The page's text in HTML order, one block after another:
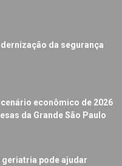
da segurança
econômico de 2026
da Grande São Paulo
pode ajudar